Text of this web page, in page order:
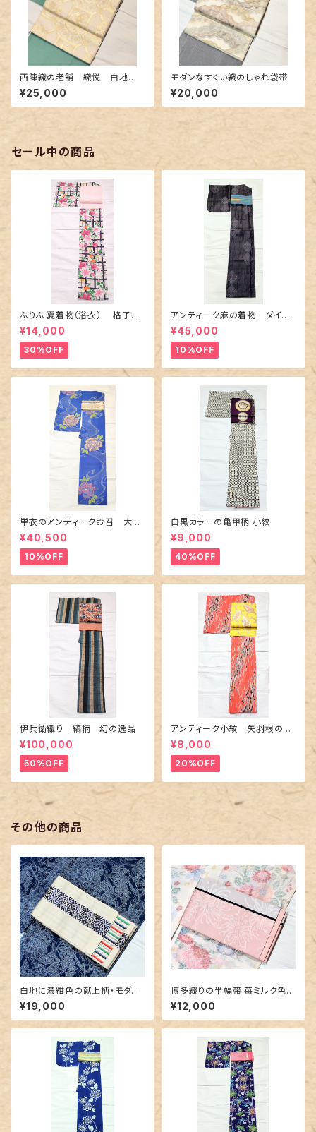
西陣織の老舗 織悦 白地に
金糸の礼装袋帯
¥25,000
モダンなすくい織のしゃれ袋帯
¥20,000
セール中の商品
ふりふ 夏着物（浴衣） 格子に
百合や秋草花
¥14,000
30%OFF
アンティーク麻の着物 ダイヤ
に市松柄の上布
¥45,000
10%OFF
単衣のアンティークお召 大輪
の薔薇柄柄
¥40,500
10%OFF
白黒カラーの亀甲柄 小紋
¥9,000
40%OFF
伊兵衛織り 縞柄 幻の逸品
¥100,000
50%OFF
アンティーク小紋 矢羽根の地
紋に短冊柄 裄６６cm
¥8,000
20%OFF
その他の商品
白地に濃紺色の献上柄・モダン
なボーダー 博多織りリバーシ
ブル半幅帯
¥19,000
博多織りの半幅帯 苺ミルク色に
乱菊地紋
¥12,000